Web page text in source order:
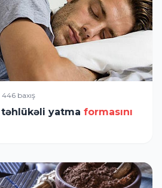
446 baxış
yatma formasını